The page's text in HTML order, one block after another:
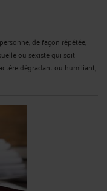
de façon répétée,
ou sexiste qui soit
dégradant ou humiliant,